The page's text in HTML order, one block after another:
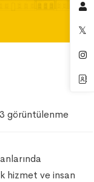
görüntülenme
hizmet ve insan